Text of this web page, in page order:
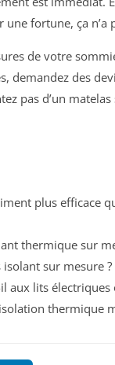
fortune, ça n’a
de votre
demandez des
pas d’un
plus efficace
thermique sur
sur mesure ?
aux lits électriques
thermique